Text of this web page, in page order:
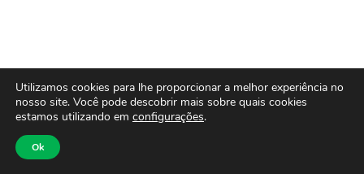
Utilizamos cookies para lhe proporcionar a melhor experiência no
nosso site. Você pode descobrir mais sobre quais cookies
estamos utilizando em configurações.
Ok